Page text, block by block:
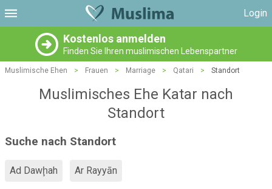
Login
Kostenlos anmelden
Finden Sie Ihren muslimischen Lebenspartner
Muslimische Ehen > Frauen > Marriage > Qatari > Standort
Muslimisches Ehe Katar nach
Standort
Suche nach Standort
Ad Dawḩah Ar Rayyān